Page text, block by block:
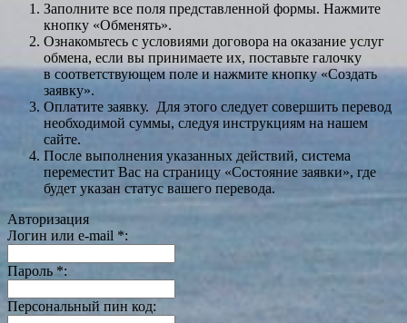
Заполните все поля представленной формы. Нажмите
кнопку «Обменять».
Ознакомьтесь с условиями договора на оказание услуг
обмена, если вы принимаете их, поставьте галочку
в соответствующем поле и нажмите кнопку «Создать
заявку».
Оплатите заявку. Для этого следует совершить перевод
необходимой суммы, следуя инструкциям на нашем
сайте.
После выполнения указанных действий, система
переместит Вас на страницу «Состояние заявки», где
будет указан статус вашего перевода.
Авторизация
Логин или e-mail *:
Пароль *:
Персональный пин код: